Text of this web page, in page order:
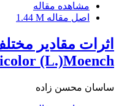
مشاهده مقاله
اصل مقاله 1.44 M
(L.)Moench]
ساسان محسن زاده